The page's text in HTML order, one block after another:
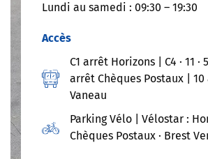
Lundi au samedi : 09:30 – 19:30
Accès
C1 arrêt Horizons | C4 · 11 ·
arrêt Chèques Postaux |
Vaneau
Parking Vélo | Vélostar :
Chèques Postaux · Brest